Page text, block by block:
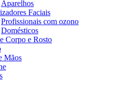
Aparelhos
Faciais
Profissionais com ozono
Domésticos
Corpo e Rosto
Mãos